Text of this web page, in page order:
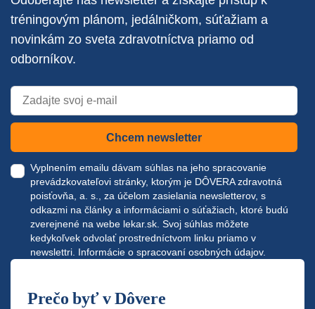
tréningovým plánom, jedálničkom, súťažiam a
novinkám zo sveta zdravotníctva priamo od
odborníkov.
Chcem newsletter
Vyplnením emailu dávam súhlas na jeho spracovanie
prevádzkovateľovi stránky, ktorým je DÔVERA zdravotná
poisťovňa, a. s., za účelom zasielania newsletterov, s
odkazmi na články a informáciami o súťažiach, ktoré budú
zverejnené na webe lekar.sk. Svoj súhlas môžete
kedykoľvek odvolať prostredníctvom linku priamo v
newslettri. Informácie o spracovaní osobných údajov.
Prečo byť v Dôvere